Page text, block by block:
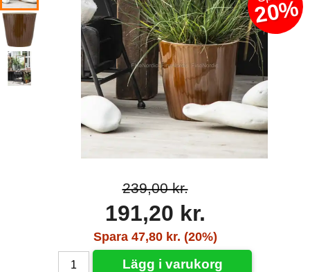
20%
239,00 kr.
191,20 kr.
Spara 47,80 kr. (20%)
Lägg i varukorg